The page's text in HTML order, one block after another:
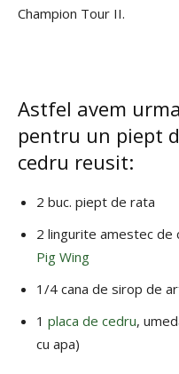
Champion Tour II.
Astfel avem
pentru un piept
cedru reusit:
2 buc. piept de rata
2 lingurite amestec de
Pig Wing
1/4 cana de sirop de
1 placa de cedru,
cu apa)